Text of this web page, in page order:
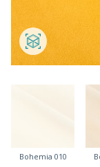
Bohemia 010